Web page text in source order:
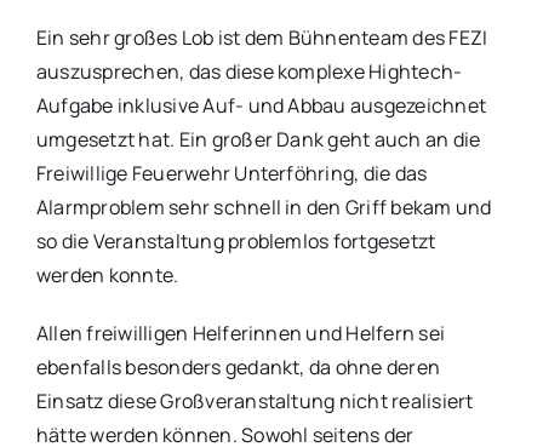
Ein sehr großes Lob ist dem Bühnenteam des FEZI
auszusprechen, das diese komplexe Hightech-
Aufgabe inklusive Auf- und Abbau ausgezeichnet
umgesetzt hat. Ein großer Dank geht auch an die
Freiwillige Feuerwehr Unterföhring, die das
Alarmproblem sehr schnell in den Griff bekam und
so die Veranstaltung problemlos fortgesetzt
werden konnte.
Allen freiwilligen Helferinnen und Helfern sei
ebenfalls besonders gedankt, da ohne deren
Einsatz diese Großveranstaltung nicht realisiert
hätte werden können. Sowohl seitens der